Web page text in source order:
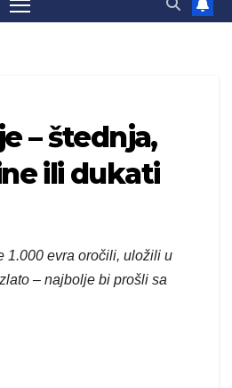
– štednja,
ili dukati
1.000 evra oročili, uložili u
– najbolje bi prošli sa